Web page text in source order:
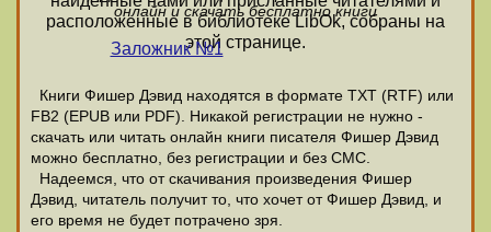
расположенные в библиотеке LibOk, собраны на
этой странице.
онлайн и скачать бесплатно книги
Заложник №1
Книги Фишер Дэвид находятся в формате ТХТ (RTF) или
FB2 (EPUB или PDF). Никакой регистрации не нужно -
скачать или читать онлайн книги писателя Фишер Дэвид
можно бесплатно, без регистрации и без СМС.
Надеемся, что от скачивания произведения Фишер
Дэвид, читатель получит то, что хочет от Фишер Дэвид, и
его время не будет потрачено зря.